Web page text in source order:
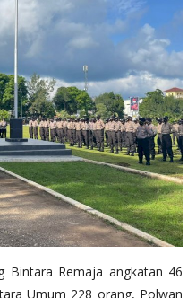
Bintara Remaja angkatan 46
Umum 228 orang, Polwan